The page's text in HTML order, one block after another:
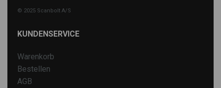
© 2025 Scanbolt A/S
KUNDENSERVICE
Warenkorb
Bestellen
AGB